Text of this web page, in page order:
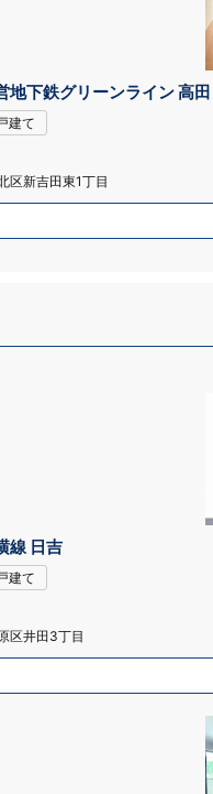
地下鉄グリーンライン 高田
建て
区新吉田東1丁目
線 日吉
建て
区井田3丁目